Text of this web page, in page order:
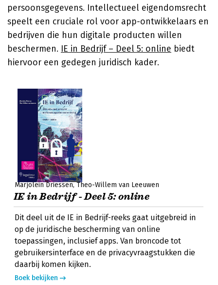
persoonsgegevens. Intellectueel eigendomsrecht
speelt een cruciale rol voor app-ontwikkelaars en
bedrijven die hun digitale producten willen
beschermen. IE in Bedrijf – Deel 5: online biedt
hiervoor een gedegen juridisch kader.
Marjolein Driessen Theo-Willem van Leeuwen
IE in Bedrijf - Deel 5: online
Dit deel uit de IE in Bedrijf-reeks gaat uitgebreid in
op de juridische bescherming van online
toepassingen, inclusief apps. Van broncode tot
gebruikersinterface en de privacyvraagstukken die
daarbij komen kijken.
Boek bekijken